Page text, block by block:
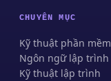
CHUYÊN MỤC
Kỹ thuật phần mềm
Ngôn ngữ lập trình
Kỹ thuật lập trình